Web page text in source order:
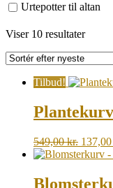
Urtepotter til altan
Viser 10 resultaterSorted
Tilbud!
549,00kr.
price
549,00
137,00